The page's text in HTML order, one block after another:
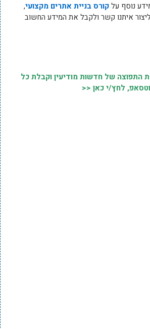
נוסף עלקורס בניית אתרים מקצועי,
איתנו קשר ולקבל את המידע החשוב
התפוצה של חדשות מודיעין וקבלת כל
לחץ/י כאן <<